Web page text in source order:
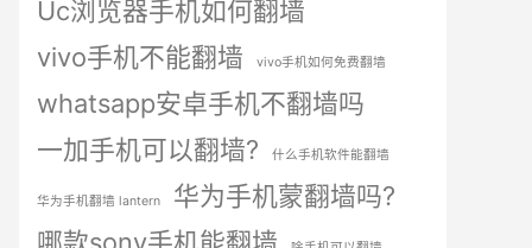
Uc浏览器手机如何翻墙
vivo手机不能翻墙
vivo手机如何免费翻墙
whatsapp安卓手机不翻墙吗
一加手机可以翻墙?
什么手机软件能翻墙
华为手机翻墙 lantern
华为手机蒙翻墙吗?